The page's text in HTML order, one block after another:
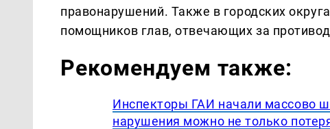
правонарушений. Также в городских
помощников глав, отвечающих за
Рекомендуем также:
Инспекторы ГАИ начали массово
нарушения можно не только